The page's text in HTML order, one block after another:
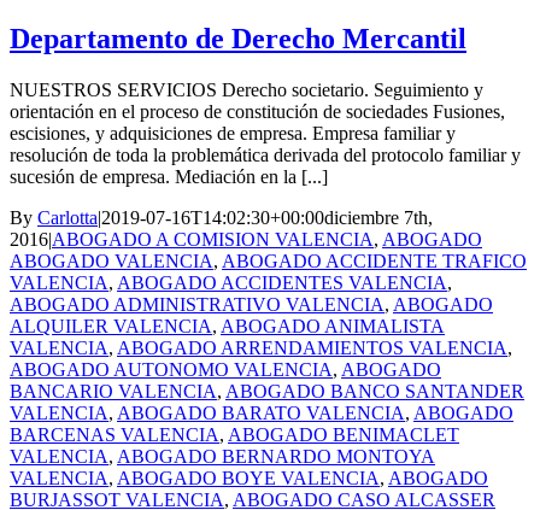
Departamento de Derecho Mercantil
NUESTROS SERVICIOS Derecho societario. Seguimiento y
orientación en el proceso de constitución de sociedades Fusiones,
escisiones, y adquisiciones de empresa. Empresa familiar y
resolución de toda la problemática derivada del protocolo familiar y
sucesión de empresa. Mediación en la [...]
By Carlotta|2019-07-16T14:02:30+00:00diciembre 7th,
2016|ABOGADO A COMISION VALENCIA, ABOGADO
ABOGADO VALENCIA, ABOGADO ACCIDENTE TRAFICO
VALENCIA, ABOGADO ACCIDENTES VALENCIA,
ABOGADO ADMINISTRATIVO VALENCIA, ABOGADO
ALQUILER VALENCIA, ABOGADO ANIMALISTA
VALENCIA, ABOGADO ARRENDAMIENTOS VALENCIA,
ABOGADO AUTONOMO VALENCIA, ABOGADO
BANCARIO VALENCIA, ABOGADO BANCO SANTANDER
VALENCIA, ABOGADO BARATO VALENCIA, ABOGADO
BARCENAS VALENCIA, ABOGADO BENIMACLET
VALENCIA, ABOGADO BERNARDO MONTOYA
VALENCIA, ABOGADO BOYE VALENCIA, ABOGADO
BURJASSOT VALENCIA, ABOGADO CASO ALCASSER